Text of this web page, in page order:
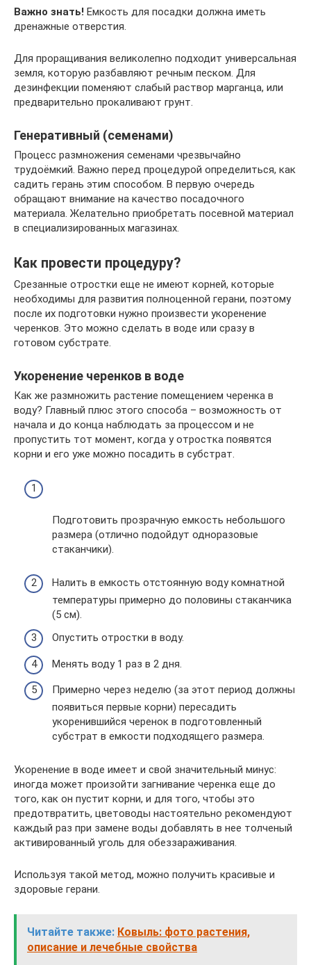
Важно знать! Емкость для посадки должна иметь
дренажные отверстия.
Для проращивания великолепно подходит универсальная
земля, которую разбавляют речным песком. Для
дезинфекции поменяют слабый раствор марганца, или
предварительно прокаливают грунт.
Генеративный (семенами)
Процесс размножения семенами чрезвычайно
трудоёмкий. Важно перед процедурой определиться, как
садить герань этим способом. В первую очередь
обращают внимание на качество посадочного
материала. Желательно приобретать посевной материал
в специализированных магазинах.
Как провести процедуру?
Срезанные отростки еще не имеют корней, которые
необходимы для развития полноценной герани, поэтому
после их подготовки нужно произвести укоренение
черенков. Это можно сделать в воде или сразу в
готовом субстрате.
Укоренение черенков в воде
Как же размножить растение помещением черенка в
воду? Главный плюс этого способа – возможность от
начала и до конца наблюдать за процессом и не
пропустить тот момент, когда у отростка появятся
корни и его уже можно посадить в субстрат.
Подготовить прозрачную емкость небольшого
размера (отлично подойдут одноразовые
стаканчики).
Налить в емкость отстоянную воду комнатной
температуры примерно до половины стаканчика
(5 см).
Опустить отростки в воду.
Менять воду 1 раз в 2 дня.
Примерно через неделю (за этот период должны
появиться первые корни) пересадить
укоренившийся черенок в подготовленный
субстрат в емкости подходящего размера.
Укоренение в воде имеет и свой значительный минус:
иногда может произойти загнивание черенка еще до
того, как он пустит корни, и для того, чтобы это
предотвратить, цветоводы настоятельно рекомендуют
каждый раз при замене воды добавлять в нее толченый
активированный уголь для обеззараживания.
Используя такой метод, можно получить красивые и
здоровые герани.
Читайте также: Ковыль: фото растения,
описание и лечебные свойства